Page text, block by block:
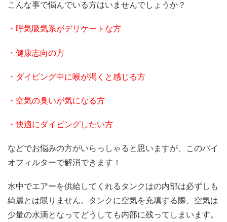
こんな事で悩んでいる方はいませんでしょうか？
・呼気吸気系がデリケートな方
・健康志向の方
・ダイビング中に喉が渇くと感じる方
・空気の臭いが気になる方
・快適にダイビングしたい方
などでお悩みの方がいらっしゃると思いますが、このバイ
オフィルターで解消できます！
水中でエアーを供給してくれるタンクはの内部は必ずしも
綺麗とは限りません。タンクに空気を充填する際、空気は
少量の水滴となってどうしても内部に残ってしまいます。